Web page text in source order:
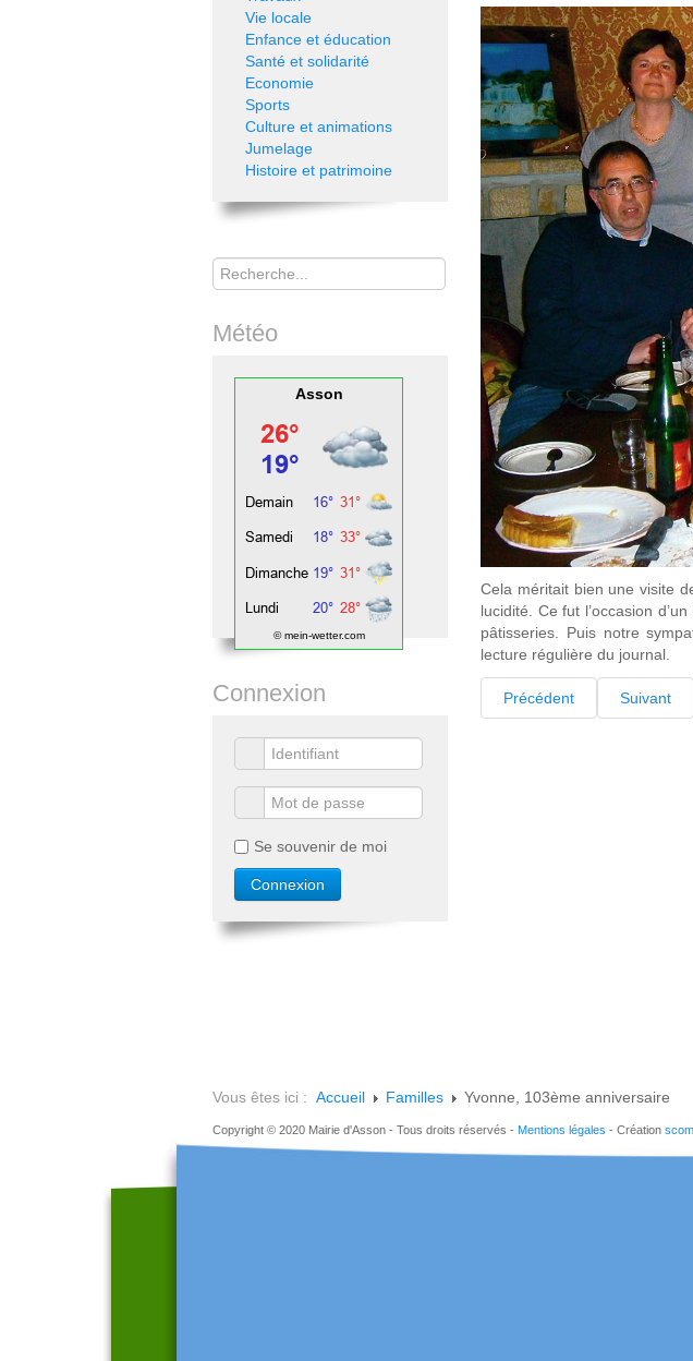
Cela méritait bien une visite
lucidité. Ce fut l’occasion
pâtisseries. Puis notre
lecture régulière du journal.
Précédent Suivant
Vie locale
Enfance et éducation
Santé et solidarité
Economie
Sports
Culture et animations
Jumelage
Histoire et patrimoine
Rechercher
Météo
Asson
© mein-wetter.com
Connexion
Se souvenir de moi
Vous êtes ici : Accueil Familles Yvonne, 103ème anniversaire
Copyright © 2020 Mairie d'Asson - Tous droits réservés - Mentions légales - Création